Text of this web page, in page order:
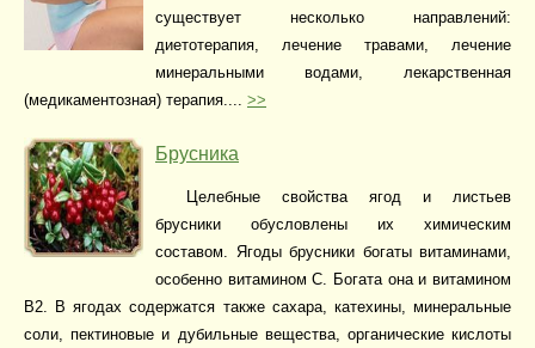
существует несколько направлений:
диетотерапия, лечение травами, лечение
минеральными водами, лекарственная
(медикаментозная) терапия.... >>
Брусника
Целебные свойства ягод и листьев
брусники обусловлены их химическим
составом. Ягоды брусники богаты витаминами,
особенно витамином С. Богата она и витамином
В2. В ягодах содержатся также сахара, катехины, минеральные
соли, пектиновые и дубильные вещества, органические кислоты